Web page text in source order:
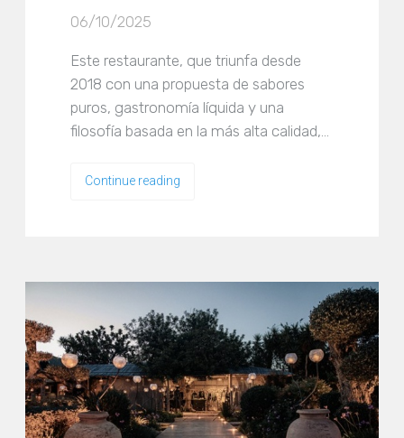
06/10/2025
Este restaurante, que triunfa desde
2018 con una propuesta de sabores
puros, gastronomía líquida y una
filosofía basada en la más alta calidad,…
Continue reading